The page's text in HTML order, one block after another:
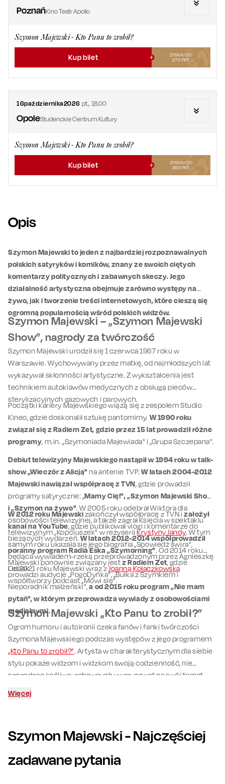
PoznańKino Teatr Apollo
Szymon Majewski - Kto Panu to zrobił?
Kup bilet
ZYSKAJ OD
270 PKT
16października2026 pt.,18.00
OpoleStudenckie Centrum Kultury
Szymon Majewski - Kto Panu to zrobił?
Kup bilet
ZYSKAJ OD
360 PKT
Opis
Szymon Majewski to jeden z najbardziej rozpoznawalnych
polskich satyryków i komików, znany ze swoich ciętych
komentarzy politycznych i zabawnych skeczy. Jego
działalność artystyczna obejmuje zarówno występy na
żywo, jak i tworzenie treści internetowych, które cieszą się
ogromną popularnością wśród polskich widzów.
Szymon Majewski – „Szymon Majewski
Show”, nagrody za twórczość
Szymon Majewski urodził się 1 czerwca 1967 roku w
Warszawie. Wychowywany przez matkę, od najmłodszych lat
wykazywał skłonności artystyczne. Z wykształcenia jest
technikiem autoklawów medycznych z obsługą pieców
sterylizacyjnych gazowych i parowych.
Początki kariery Majewskiego wiążą się z zespołem Studio
Kineo, gdzie doskonalił sztukę pantomimy.W 1990 roku
związał się z Radiem Zet, gdzie przez 15 lat prowadził różne
programy, m.in. „Szymoniada Majewiada" i „Grupa Szczepana".
Debiut telewizyjny Majewskiego nastąpił w 1994 roku w talk-
show „Wieczór z Alicją"na antenie TVP.W latach 2004-2012
Majewski nawiązał współpracę z TVN, gdzie prowadził
programy satyryczne: „Mamy Cię!", „Szymon Majewski Show"
i „Szymon na żywo". W 2005 roku odebrał Wiktora dla
osobowości telewizyjnej, a także zagrał Księcia w spektaklu
telewizyjnym „Kopciuszek" w reżyseriiKrystyny Jandy. W tym
samym roku ukazała się jego biografia „Spowiedź świra",
będąca wywiadem-rzeką przeprowadzonym przez Agnieszkę
Lesiak.
W 2012 roku Majewskizakończył współpracę z TVN i założył
kanał na YouTube, gdzie publikował vlogi i komentarze do
bieżących wydarzeń.W latach 2012-2014 współprowadził
poranny program Radia Eska „Szymorning". Od 2014 roku
Majewski ponownie związany jestz Radiem Zet, gdzie
prowadzi audycje „PogoDyńka", „Bułka z Szymkiem i
Nieporadnik małżeński",a od 2015 roku program „Nie mam
pytań", w którym przeprowadza wywiady z osobowościami
medialnymi.
Od 2021 roku Majewski wraz zJoanną Kołaczkowską
współtworzy podcast „Mówi się".
Szymon Majewski „Kto Panu to zrobił?”
Ogrom humoru i autoironii czeka fanów i fanki twórczości
Szymona Majewskiego podczas występów z jego programem
„Kto Panu to zrobił?”. Artysta w charakterystycznym dla siebie
stylu pokaże widzom i widzkom swoją codzienność, nie
szczędząc kąśliwo-zabawnych uwag, nawet na swój temat.
Więcej
Szymon Majewski- Najczęściej
zadawane pytania